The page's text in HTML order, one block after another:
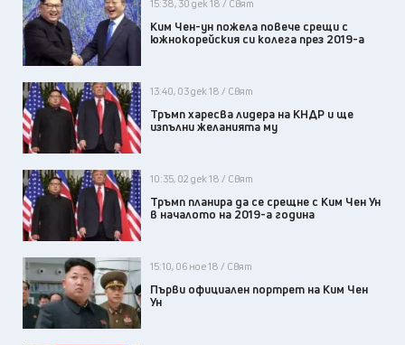
15:38, 30 дек 18 / Свят
Ким Чен-ун пожела повече срещи с
южнокорейския си колега през 2019-а
13:40, 03 дек 18 / Свят
Тръмп харесва лидера на КНДР и ще
изпълни желанията му
10:35, 02 дек 18 / Свят
Тръмп планира да се срещне с Ким Чен Ун
в началото на 2019-а година
15:10, 06 ное 18 / Свят
Първи официален портрет на Ким Чен
Ун